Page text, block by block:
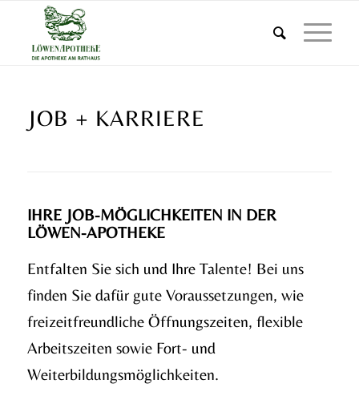
JOB + KARRIERE
IHRE JOB-MÖGLICHKEITEN IN DER
LÖWEN-APOTHEKE
Entfalten Sie sich und Ihre Talente! Bei uns
finden Sie dafür gute Voraussetzungen, wie
freizeitfreundliche Öffnungszeiten, flexible
Arbeitszeiten sowie Fort- und
Weiterbildungsmöglichkeiten.